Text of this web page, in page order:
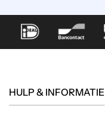
HULP & INFORMATIE